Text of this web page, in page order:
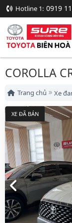
Hotline 1: 0919
COROLLA
Trang chủ Xe
XE ĐÃ BÁN